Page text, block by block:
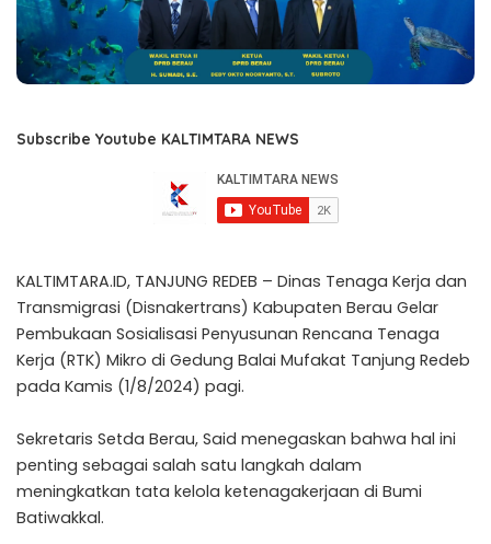
Subscribe Youtube KALTIMTARA NEWS
KALTIMTARA.ID, TANJUNG REDEB – Dinas Tenaga Kerja dan
Transmigrasi (Disnakertrans) Kabupaten Berau Gelar
Pembukaan Sosialisasi Penyusunan Rencana Tenaga
Kerja (RTK) Mikro di Gedung Balai Mufakat Tanjung Redeb
pada Kamis (1/8/2024) pagi.
Sekretaris Setda Berau, Said menegaskan bahwa hal ini
penting sebagai salah satu langkah dalam
meningkatkan tata kelola ketenagakerjaan di Bumi
Batiwakkal.